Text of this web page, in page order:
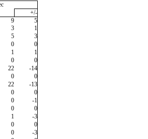
+/-
9
5
3
1
5
3
0
0
1
1
0
0
22
-14
0
0
22
-13
0
0
0
-1
0
0
1
-3
0
0
0
-3